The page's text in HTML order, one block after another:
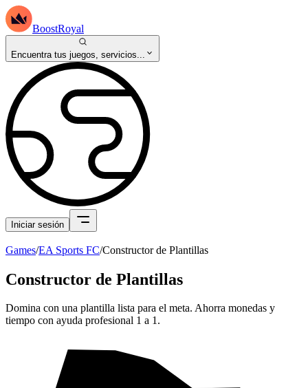
BoostRoyal
Encuentra tus juegos, servicios...
Iniciar sesión
Games/EA Sports FC/Constructor de Plantillas
Constructor de Plantillas
Domina con una plantilla lista para el meta. Ahorra monedas y
tiempo con ayuda profesional 1 a 1.